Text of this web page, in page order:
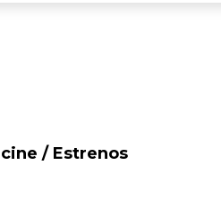
/ Estrenos